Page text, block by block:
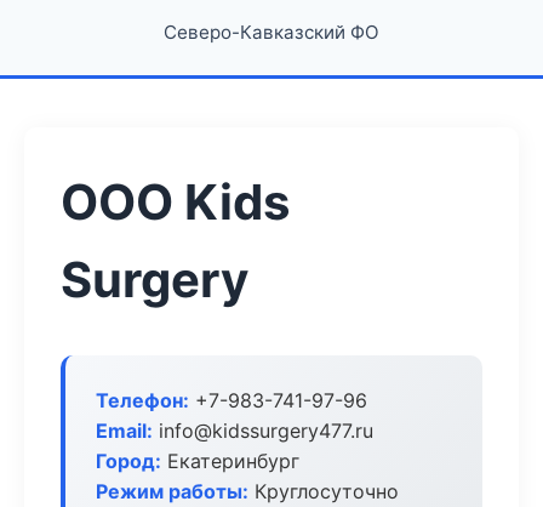
Северо-Кавказский ФО
ООО Kids
Surgery
Телефон: +7-983-741-97-96
Email: info@kidssurgery477.ru
Город: Екатеринбург
Режим работы: Круглосуточно